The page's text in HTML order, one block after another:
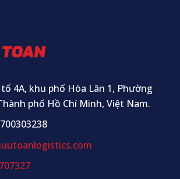
4A, khu phố Hòa Lân 1, Phường
phố Hồ Chí Minh, Việt Nam.